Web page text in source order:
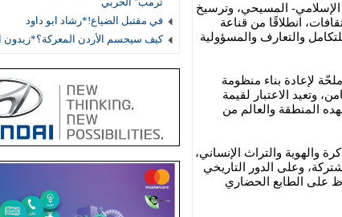
في مقتبل الضياع!*رشاد ابو داود
كيف سيحسم الأردن المعركة؟*زيدون
الإسلامي- المسيحي، وترسيخ
انطلاقًا من قناعة
والتعارف والمسؤولية
لإعادة بناء منظومة
وتعيد الاعتبار لقيمة
المنطقة والعالم من
والهوية والتراث الإنساني،
وعلى الدور التاريخي
على الطابع الحضاري